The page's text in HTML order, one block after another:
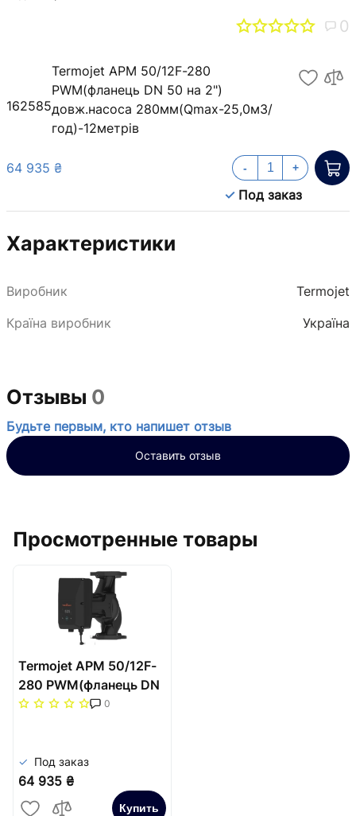
0
162585
Termojet APM 50/12F-280
PWM(фланець DN 50 на 2")
довж.насоса 280мм(Qmax-25,0м3/
год)-12метрів
64 935 ₴
Под заказ
- +
Характеристики
Виробник
Termojet
Країна виробник
Україна
Отзывы 0
Будьте первым, кто напишет отзыв
Оставить отзыв
Просмотренные товары
Termojet APM 50/12F-
280 PWM(фланець DN
50 на 2") довж.насоса
0
Под заказ
64 935 ₴
Купить